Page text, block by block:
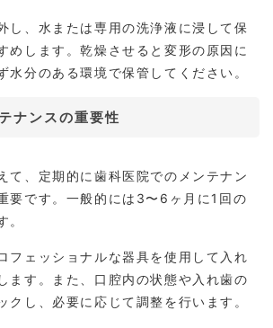
し、水または専用の洗浄液に浸して保
めします。乾燥させると変形の原因に
水分のある環境で保管してください。
ナンスの重要性
て、定期的に歯科医院でのメンテナン
要です。一般的には3〜6ヶ月に1回の
。
フェッショナルな器具を使用して入れ
ます。また、口腔内の状態や入れ歯の
クし、必要に応じて調整を行います。